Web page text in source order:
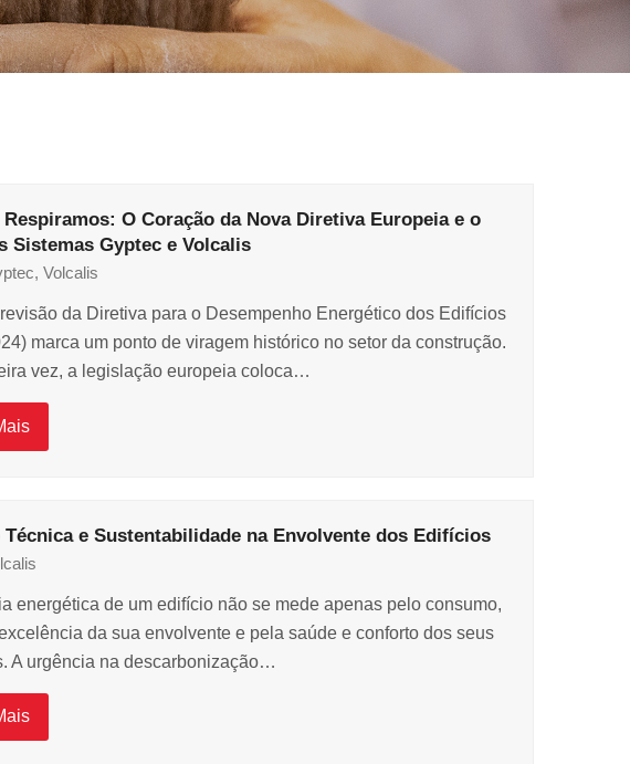
O Coração da Nova Diretiva Europeia e o
Sistemas Gyptec e Volcalis
, Volcalis
da Diretiva para o Desempenho Energético dos Edifícios
marca um ponto de viragem histórico no setor da construção.
vez, a legislação europeia coloca…
Técnica e Sustentabilidade na Envolvente dos Edifícios
energética de um edifício não se mede apenas pelo consumo,
da sua envolvente e pela saúde e conforto dos seus
A urgência na descarbonização…